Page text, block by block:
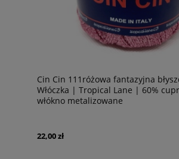
Cin Cin 111różowa fantazyjna
Włóczka | Tropical Lane | 60%
włókno metalizowane
22,00 zł